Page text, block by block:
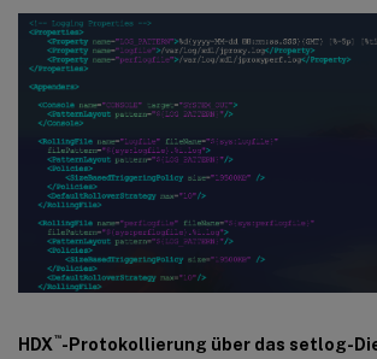
HDX ™-Protokollierung über das setlog-